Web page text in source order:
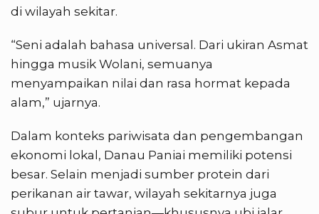
di wilayah sekitar.
“Seni adalah bahasa universal. Dari ukiran Asmat
hingga musik Wolani, semuanya
menyampaikan nilai dan rasa hormat kepada
alam,” ujarnya.
Dalam konteks pariwisata dan pengembangan
ekonomi lokal, Danau Paniai memiliki potensi
besar. Selain menjadi sumber protein dari
perikanan air tawar, wilayah sekitarnya juga